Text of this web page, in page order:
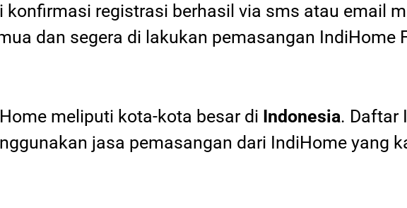
konfirmasi registrasi berhasil via sms atau email
dan segera di lakukan pemasangan IndiHome
meliputi kota-kota besar di Indonesia. Daftar
jasa pemasangan dari IndiHome yang